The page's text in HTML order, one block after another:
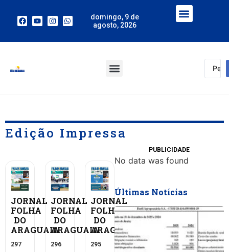
domingo, 9 de
agosto, 2026
Edição Impressa
JORNAL
FOLHA
DO
ARAGUAIA
297
JORNAL
FOLHA
DO
ARAGUAIA
296
JORNAL
FOLHA
DO
ARAGUAIA
295
PUBLICIDADE
No data was found
Últimas Notícias